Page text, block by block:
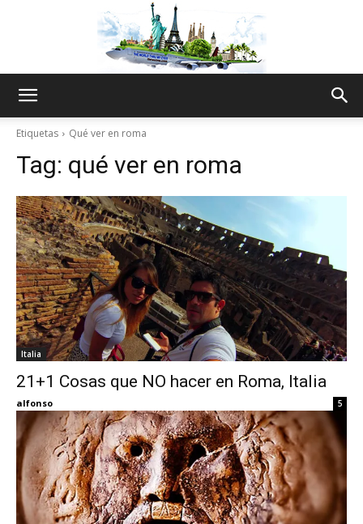
Thru
My
Etiquetas Qué ver en roma
Tag: qué ver en roma
Italia
21+1 Cosas que NO hacer en Roma, Italia
alfonso 5